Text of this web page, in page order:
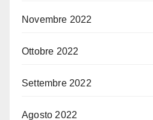
Novembre 2022
Ottobre 2022
Settembre 2022
Agosto 2022